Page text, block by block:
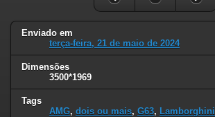
Enviado em
terça-feira, 21 de maio de 2024
Dimensões
3500*1969
Tags
AMG, dois ou mais, G63, Lamborghini